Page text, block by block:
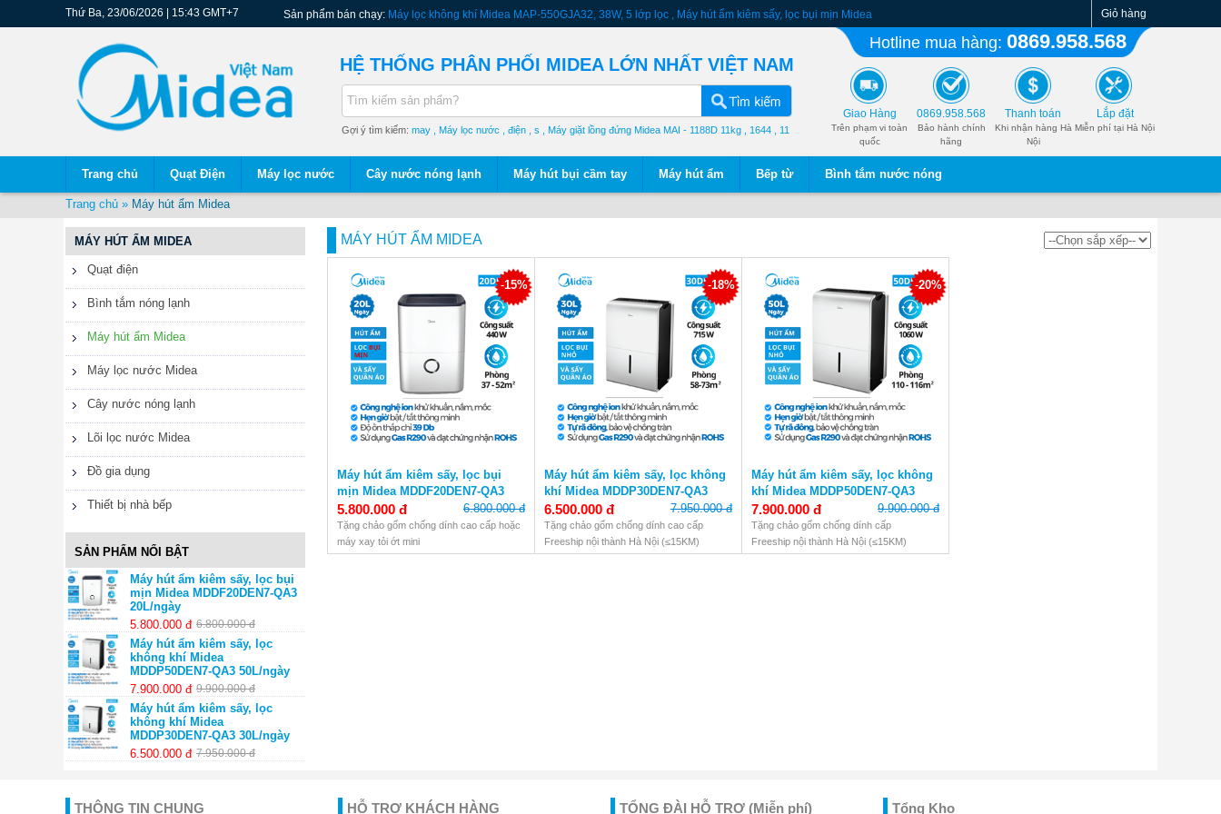
Thứ Ba, 23/06/2026 | 15:43 GMT+7 Sản phẩm bán chạy: Máy lọc không khí Midea MAP-550GJA32, 38W, 5 lớp lọc , Máy hút ẩm kiêm sấy, lọc bụi mịn Midea
, Quạt hộp, tản gió, bàn KYT30-15A, 40W, 5
cánh 30cm, hẹn giờ 2 tiếng
, Bình tắm nước nóng gián tiếp Midea MWH30-25MA6, 30 Lít
Giỏ hàng
HỆ THỐNG PHÂN PHỐI MIDEA LỚN NHẤT VIỆT NAM
Gợi ý tìm kiếm: may , Máy lọc nước , điện , s , Máy giặt lồng đứng Midea MAI - 1188D 11kg , 1644
, 11
Hotline mua hàng: 0869.958.568
Giao Hàng
Trên phạm vi toàn
quốc
0869.958.568
Bảo hành chính
hãng
Thanh toán
Khi nhận hàng Hà
Nội
Lắp đặt
Miễn phí tại Hà Nội
Trang chủ Quạt Điện Máy lọc nước Cây nước nóng lạnh Máy hút bụi cầm tay Máy hút ẩm Bếp từ Bình tắm nước nóng
điện
ẩm
Máy
Trang chủ » Máy hút ẩm Midea
MÁY HÚT ẨM MIDEA
-15%
Máy hút ẩm kiêm sấy, lọc bụi
mịn Midea MDDF20DEN7-QA3
20L/ngày
5.800.000 đ 6.800.000 đ
Tặng chảo gốm chống dính cao cấp hoặc
máy xay tỏi ớt mini
Freeship nội thành Hà Nội (≤15KM)
-18%
Máy hút ẩm kiêm sấy, lọc không
khí Midea MDDP30DEN7-QA3
30L/ngày
6.500.000 đ 7.950.000 đ
Tặng chảo gốm chống dính cao cấp
Freeship nội thành Hà Nội (≤15KM)
Bảo hành chính hãng 12 tháng
-20%
Máy hút ẩm kiêm sấy, lọc không
khí Midea MDDP50DEN7-QA3
50L/ngày
7.900.000 đ 9.900.000 đ
Tặng chảo gốm chống dính cấp
Freeship nội thành Hà Nội (≤15KM)
Bảo hành chính hãng 12 tháng
MÁY HÚT ẨM MIDEA
Quạt điện
Bình tắm nóng lạnh
Máy hút ẩm Midea
Máy lọc nước Midea
Cây nước nóng lạnh
Lõi lọc nước Midea
Đồ gia dụng
Thiết bị nhà bếp
SẢN PHẨM NỔI BẬT
Máy hút ẩm kiêm sấy, lọc bụi
mịn Midea MDDF20DEN7-QA3
20L/ngày
5.800.000 đ 6.800.000 đ
Máy hút ẩm kiêm sấy, lọc
không khí Midea
MDDP50DEN7-QA3 50L/ngày
7.900.000 đ 9.900.000 đ
Máy hút ẩm kiêm sấy, lọc
không khí Midea
MDDP30DEN7-QA3 30L/ngày
6.500.000 đ 7.950.000 đ
THÔNG TIN CHUNG HỖ TRỢ KHÁCH HÀNG TỔNG ĐÀI HỖ TRỢ (Miễn phí) Tổng Kho